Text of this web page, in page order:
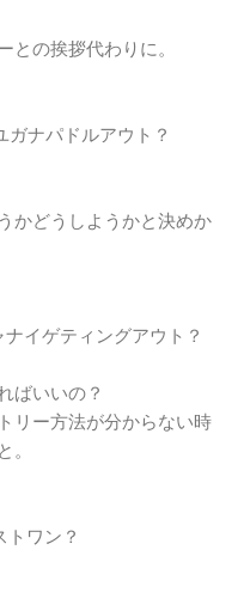
との挨拶代わりに。
ガナパドルアウト？
かどうしようかと決めか
イゲティングアウト？
ばいいの？
リー方法が分からない時
。
トワン？